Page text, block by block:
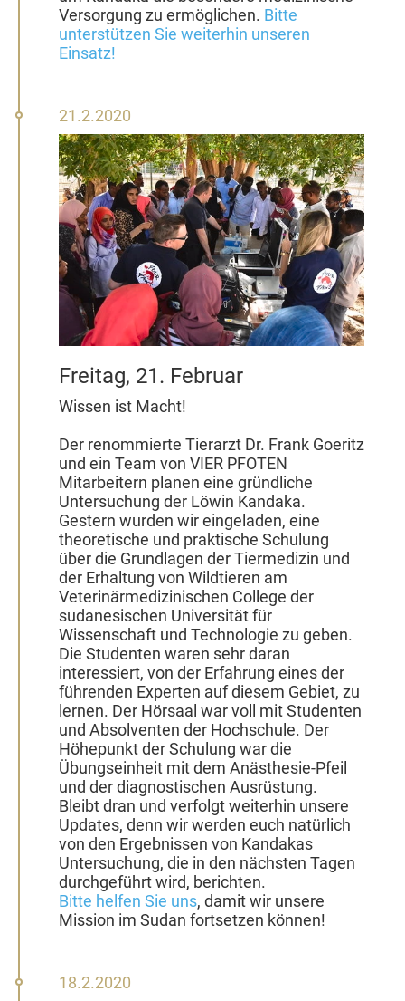
Versorgung zu ermöglichen. Bitte
unterstützen Sie weiterhin unseren
Einsatz!
21.
Februar
2020
21.2.2020
Freitag, 21. Februar
Wissen ist Macht!
Der renommierte Tierarzt Dr. Frank Goeritz
und ein Team von VIER PFOTEN
Mitarbeitern planen eine gründliche
Untersuchung der Löwin Kandaka.
Gestern wurden wir eingeladen, eine
theoretische und praktische Schulung
über die Grundlagen der Tiermedizin und
der Erhaltung von Wildtieren am
Veterinärmedizinischen College der
sudanesischen Universität für
Wissenschaft und Technologie zu geben.
Die Studenten waren sehr daran
interessiert, von der Erfahrung eines der
führenden Experten auf diesem Gebiet, zu
lernen. Der Hörsaal war voll mit Studenten
und Absolventen der Hochschule. Der
Höhepunkt der Schulung war die
Übungseinheit mit dem Anästhesie-Pfeil
und der diagnostischen Ausrüstung.
Bleibt dran und verfolgt weiterhin unsere
Updates, denn wir werden euch natürlich
von den Ergebnissen von Kandakas
Untersuchung, die in den nächsten Tagen
durchgeführt wird, berichten.
Bitte helfen Sie uns, damit wir unsere
Mission im Sudan fortsetzen können!
18.
18.2.2020